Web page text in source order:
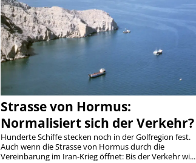
Strasse von Hormus:
Normalisiert sich der Verkehr?
Hunderte Schiffe stecken noch in der Golfregion fest.
Auch wenn die Strasse von Hormus durch die
Vereinbarung im Iran-Krieg öffnet: Bis der Verkehr wi...